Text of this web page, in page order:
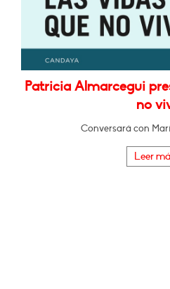
Patricia Almarcegui
no
Conversará con
Leer